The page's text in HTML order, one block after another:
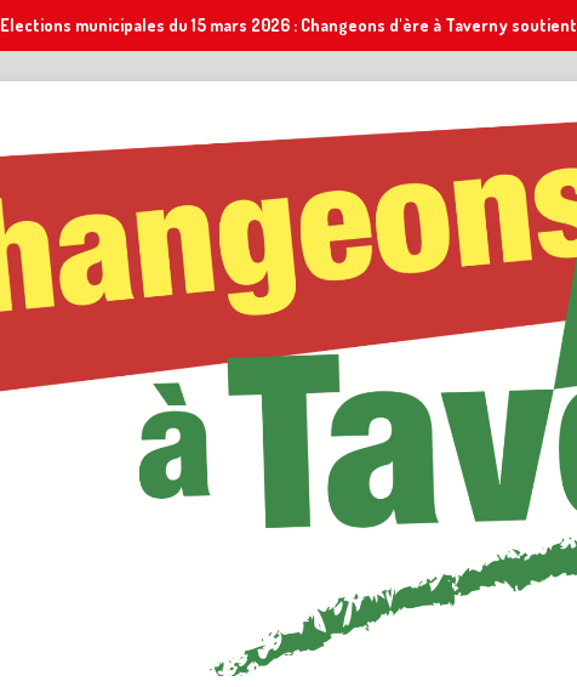
Elections municipales du 15 mars 2026 : Changeons d'ère à Taverny soutient